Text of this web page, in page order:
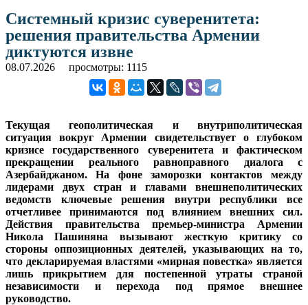
Системный кризис суверенитета:
решения правительства Армении
диктуются извне
08.07.2026 просмотры: 1115
Текущая геополитическая и внутриполитическая
ситуация вокруг Армении свидетельствует о глубоком
кризисе государственного суверенитета и фактическом
прекращении реального равноправного диалога с
Азербайджаном. На фоне заморозки контактов между
лидерами двух стран и главами внешнеполитических
ведомств ключевые решения внутри республики все
отчетливее принимаются под влиянием внешних сил.
Действия правительства премьер-министра Армении
Никола Пашиняна вызывают жесткую критику со
стороны оппозиционных деятелей, указывающих на то,
что декларируемая властями «мирная повестка» является
лишь прикрытием для постепенной утраты страной
независимости и перехода под прямое внешнее
руководство.